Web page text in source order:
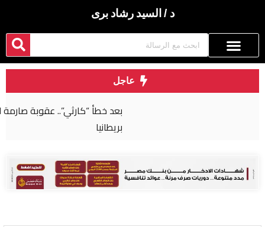
د / السيد رشاد برى
عاجل
بعد خطأ “كارثي”.. عقوبة صارمة لجراح مصري في